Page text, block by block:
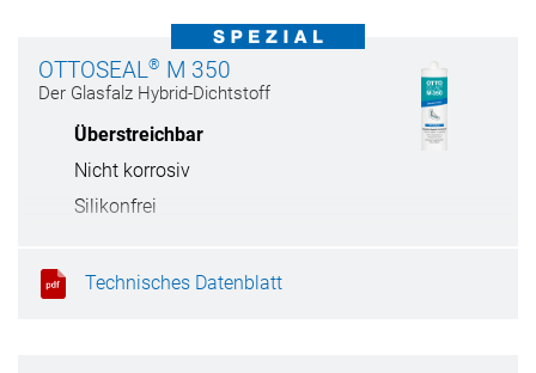
OTTOSEAL® M 350
Der Glasfalz Hybrid-Dichtstoff
Überstreichbar
Nicht korrosiv
Silikonfrei
Technisches Datenblatt